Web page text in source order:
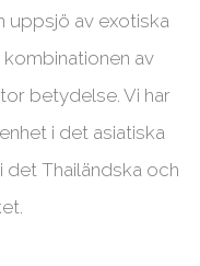
uppsjö av exotiska
av
betydelse. Vi har
i det asiatiska
Thailändska och